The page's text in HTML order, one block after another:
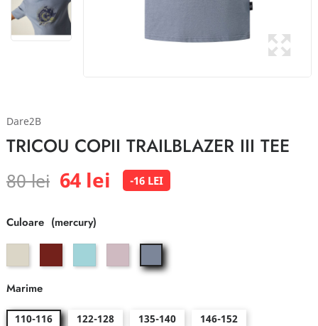
Dare2B
TRICOU COPII TRAILBLAZER III TEE
80 lei 64 lei -16 LEI
Culoare
mauve
shadow
mercury
Marime
110-116 122-128 135-140
146-152